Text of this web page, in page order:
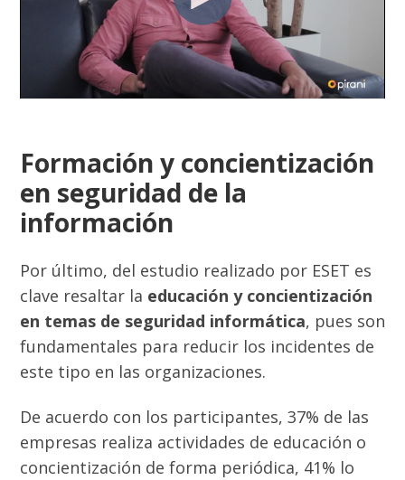
Formación y concientización
en seguridad de la
información
Por último, del estudio realizado por ESET es
clave resaltar la educación y concientización
en temas de seguridad informática, pues son
fundamentales para reducir los incidentes de
este tipo en las organizaciones.
De acuerdo con los participantes, 37% de las
empresas realiza actividades de educación o
concientización de forma periódica, 41% lo